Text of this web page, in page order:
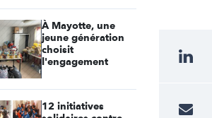
À Mayotte, une
jeune génération
choisit
l'engagement
12 initiatives